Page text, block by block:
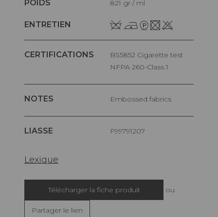
POIDS 821 gr / ml
ENTRETIEN
CERTIFICATIONS
BS5852 Cigarette test
NFPA 260-Class 1
NOTES Embossed fabrics
LIASSE F99791207
Lexique
Télécharger la fiche produit ou
Partager le lien